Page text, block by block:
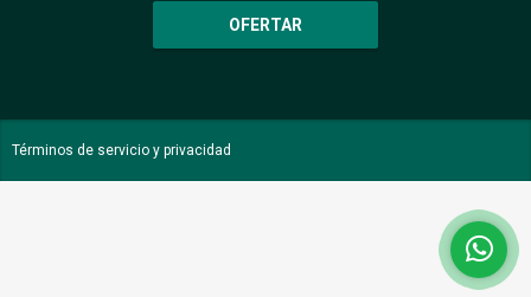
OFERTAR
Términos de servicio y privacidad